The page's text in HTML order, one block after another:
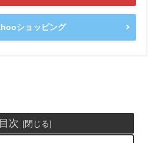
ショッピング
目次